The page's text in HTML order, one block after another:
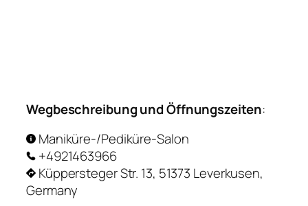
Wegbeschreibung und Öffnungszeiten:
Maniküre-/Pediküre-Salon
+4921463966
Küppersteger Str. 13, 51373 Leverkusen,
Germany